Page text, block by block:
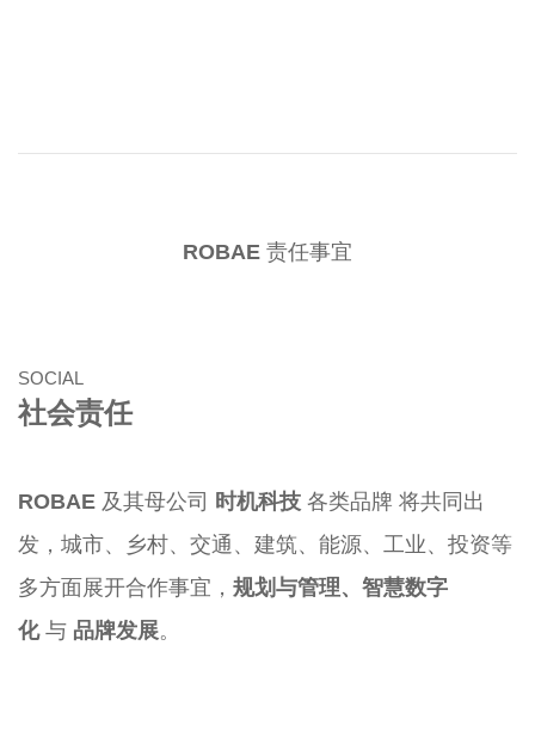
ROBAE 责任事宜
SOCIAL
社会责任
ROBAE 及其母公司 时机科技 各类品牌 将共同出
发，城市、乡村、交通、建筑、能源、工业、投资等
多方面展开合作事宜， 规划与管理、智慧数字
化 与 品牌发展。